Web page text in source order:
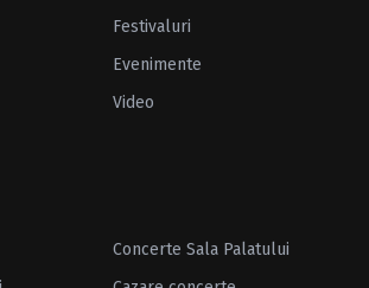
Festivaluri
Evenimente
Video
Concerte Sala Palatului